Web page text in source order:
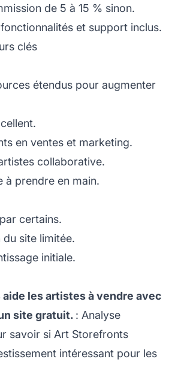
de 5 à 15 % sinon.
et support inclus.
clés
étendus pour augmenter
en ventes et marketing.
collaborative.
à prendre en main.
certains.
du site limitée.
initiale.
les artistes à vendre avec
site gratuit. : Analyse
savoir si Art Storefronts
intéressant pour les